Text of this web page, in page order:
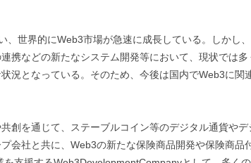
、世界的にWeb3市場が急速に成長している。しか
携などの新たなシステム開発等において、現状では
況となっている。そのため、今後は国内でWeb3に
創を通じて、ステーブルコイン等のデジタル通貨や
会社と共に、Web3の新たな保険商品開発や保険商品